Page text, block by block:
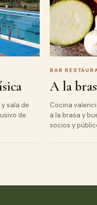
sala de
de
BAR
A la
Cocina
a la brasa y
socios y